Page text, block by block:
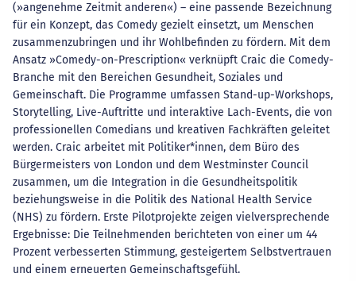
(»angenehme Zeitmit anderen«) – eine passende Bezeichnung
für ein Konzept, das Comedy gezielt einsetzt, um Menschen
zusammenzubringen und ihr Wohlbefinden zu fördern. Mit dem
Ansatz »Comedy-on-Prescription« verknüpft Craic die Comedy-
Branche mit den Bereichen Gesundheit, Soziales und
Gemeinschaft. Die Programme umfassen Stand-up-Workshops,
Storytelling, Live-Auftritte und interaktive Lach-Events, die von
professionellen Comedians und kreativen Fachkräften geleitet
werden. Craic arbeitet mit Politiker*innen, dem Büro des
Bürgermeisters von London und dem Westminster Council
zusammen, um die Integration in die Gesundheitspolitik
beziehungsweise in die Politik des National Health Service
(NHS) zu fördern. Erste Pilotprojekte zeigen vielversprechende
Ergebnisse: Die Teilnehmenden berichteten von einer um 44
Prozent verbesserten Stimmung, gesteigertem Selbstvertrauen
und einem erneuerten Gemeinschaftsgefühl.